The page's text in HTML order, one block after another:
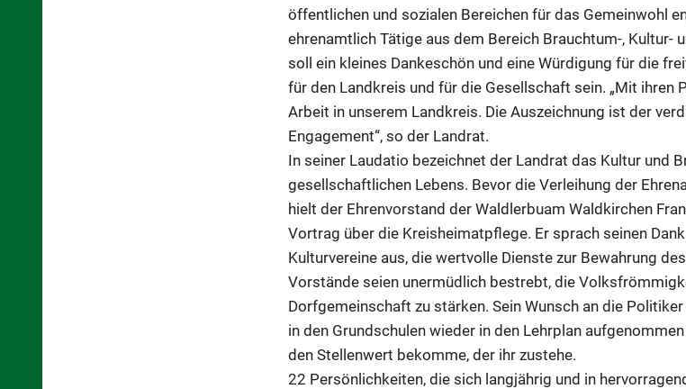
öffentlichen und sozialen Bereichen für das Gemeinwohl
ehrenamtlich Tätige aus dem Bereich Brauchtum-, Kultur-
soll ein kleines Dankeschön und eine Würdigung für die
für den Landkreis und für die Gesellschaft sein. „Mit ihren
Arbeit in unserem Landkreis. Die Auszeichnung ist der
Engagement“, so der Landrat.
In seiner Laudatio bezeichnet der Landrat das Kultur und
gesellschaftlichen Lebens. Bevor die Verleihung der
hielt der Ehrenvorstand der Waldlerbuam Waldkirchen
Vortrag über die Kreisheimatpflege. Er sprach seinen
Kulturvereine aus, die wertvolle Dienste zur Bewahrung
Vorstände seien unermüdlich bestrebt, die
Dorfgemeinschaft zu stärken. Sein Wunsch an die
in den Grundschulen wieder in den Lehrplan
den Stellenwert bekomme, der ihr zustehe.
22 Persönlichkeiten, die sich langjährig und in